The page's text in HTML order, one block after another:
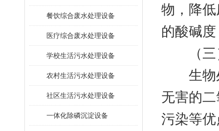
餐饮综合废水处理设备
医疗综合废水处理设备
学校生活污水处理设备
农村生活污水处理设备
社区生活污水处理设备
一体化除磷沉淀设备
物，降
的酸碱
（三
生物处
无害的
污染等